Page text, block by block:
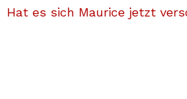
Hat es sich Maurice jetzt